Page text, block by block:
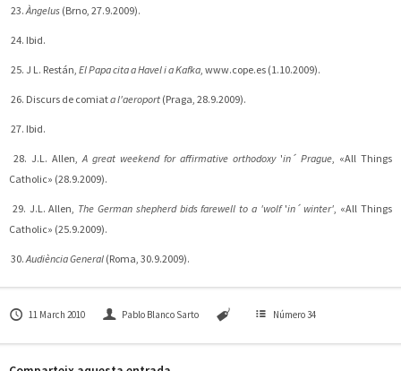
23. Àngelus (Brno, 27.9.2009).
24. Ibid.
25. J L. Restán, El Papa cita a Havel i a Kafka , www.cope.es (1.10.2009).
26. Discurs de comiata l'aeroport (Praga, 28.9.2009).
27. Ibid.
28. J.L. Allen, A great weekend for affirmative orthodoxy 'in´ Prague , «All Things
Catholic» (28.9.2009).
29. J.L. Allen, The German shepherd bids farewell to a 'wolf 'in´ winter' , «All Things
Catholic» (25.9.2009).
30. Audiència General (Roma, 30.9.2009).
11 March 2010 Pablo Blanco Sarto Número 34